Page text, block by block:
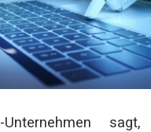
-Unternehmen